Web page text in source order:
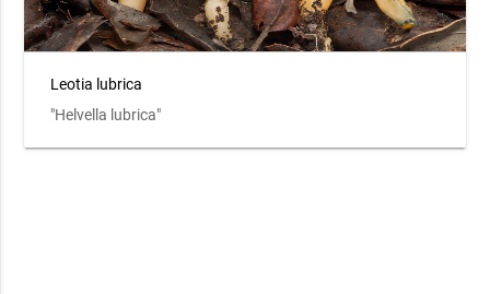
Leotia lubrica
"Helvella lubrica"